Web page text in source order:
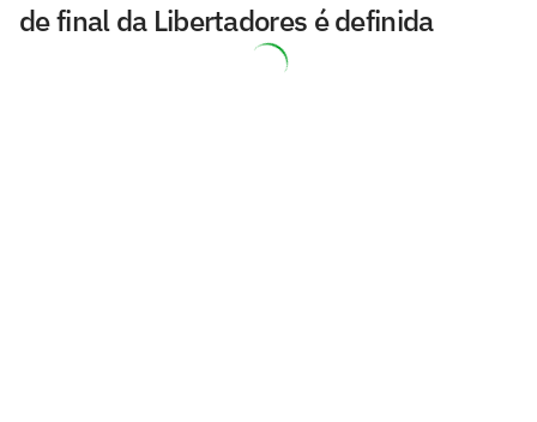
de final da Libertadores é definida
Philadelphia Union envia scout para